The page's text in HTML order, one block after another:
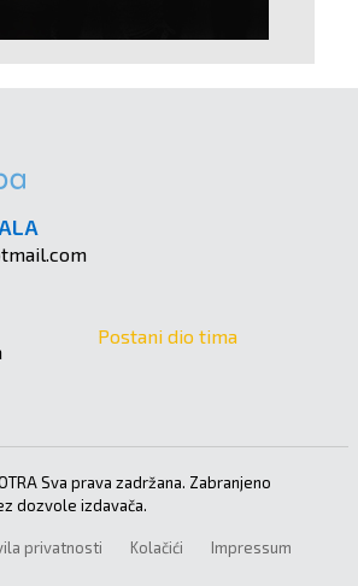
Postani dio tima
Sva prava zadržana. Zabranjeno
dozvole izdavača.
privatnosti Kolačići Impressum